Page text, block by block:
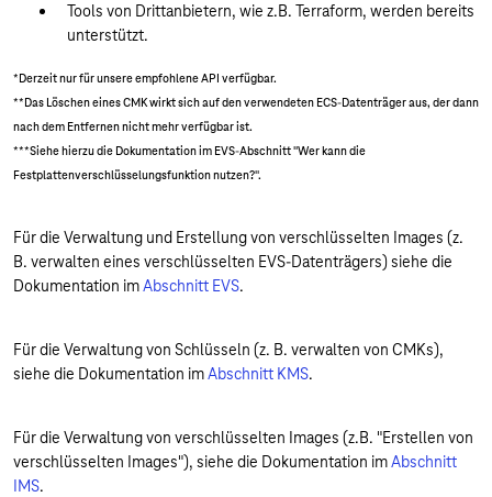
Tools von Drittanbietern, wie z.B. Terraform, werden bereits
unterstützt.
*Derzeit nur für unsere empfohlene API verfügbar.
**Das Löschen eines CMK wirkt sich auf den verwendeten ECS-Datenträger aus, der dann
nach dem Entfernen nicht mehr verfügbar ist.
***Siehe hierzu die Dokumentation im EVS-Abschnitt "Wer kann die
Festplattenverschlüsselungsfunktion nutzen?".
Für die Verwaltung und Erstellung von verschlüsselten Images (z.
B. verwalten eines verschlüsselten EVS-Datenträgers) siehe die
Dokumentation imAbschnitt EVS.
Für die Verwaltung von Schlüsseln (z. B. verwalten von CMKs),
siehe die Dokumentation imAbschnitt KMS.
Für die Verwaltung von verschlüsselten Images (z.B. "Erstellen von
verschlüsselten Images"), siehe die Dokumentation imAbschnitt
IMS.